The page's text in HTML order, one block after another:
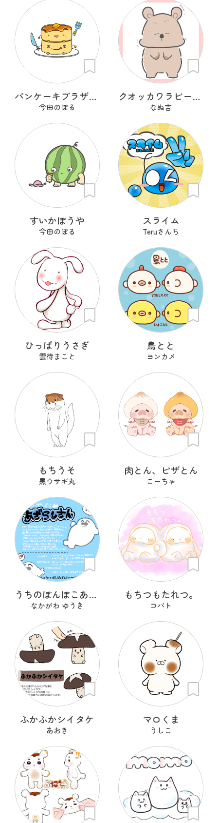
パンケーキブラザーズ
今田のぼる
クオッカワラビーのくおもっちぃ君
なぬ吉
すいかぼうや
今田のぼる
スライム
Teruさんち
ひっぱりうさぎ
雲待まこと
鳥とと
ヨンカメ
もちうそ
黒ウサギ丸
肉とん、ピザとん
こーちゃ
うちのぽんぽこあざらしさん
なかがわ ゆうき
もちつもたれつ。
コバト
ふかふかシイタケ
あおき
マロくま
うしこ